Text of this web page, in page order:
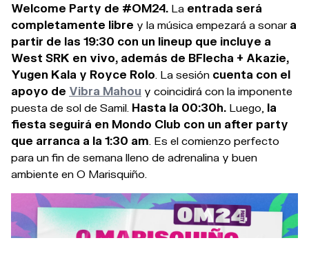
Welcome Party de #OM24. L a entrada será
completamente libre y la música empezará a sonar a
partir de las 19:30 con un lineup que incluye a
West SRK en vivo, además de BFlecha + Akazie,
Yugen Kala y Royce Rolo . La sesión cuenta con el
apoyo de Vibra Mahou y coincidirá con la imponente
puesta de sol de Samil. Hasta la 00:30h. Luego, la
fiesta seguirá en Mondo Club con un after party
que arranca a la 1:30 am . Es el comienzo perfecto
para un fin de semana lleno de adrenalina y buen
ambiente en O Marisquiño.